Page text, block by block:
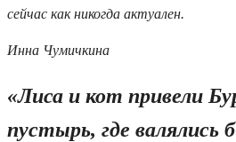
сейчас как никогда актуален.
Инна Чумичкина
«Лиса и кот привели
пустырь, где валялись